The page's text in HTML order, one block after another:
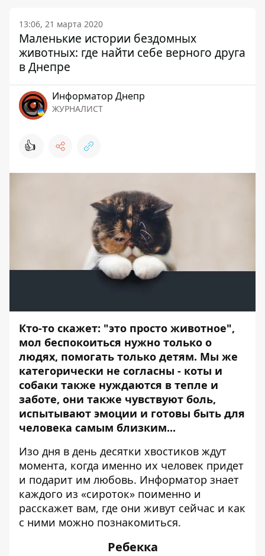
13:06, 21 марта 2020
Маленькие истории бездомных
животных: где найти себе верного друга
в Днепре
Информатор Днепр
ЖУРНАЛИСТ
👍
Кто-то скажет: "это просто животное",
мол беспокоиться нужно только о
людях, помогать только детям. Мы же
категорически не согласны - коты и
собаки также нуждаются в тепле и
заботе, они также чувствуют боль,
испытывают эмоции и готовы быть для
человека самым близким...
Изо дня в день десятки хвостиков ждут
момента, когда именно их человек придет
и подарит им любовь. Информатор знает
каждого из «сироток» поименно и
расскажет вам, где они живут сейчас и как
с ними можно познакомиться.
Ребекка